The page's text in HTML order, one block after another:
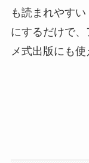
も読まれやす
にするだけで
メ式出版にも使